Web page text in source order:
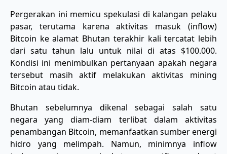
Pergerakan ini memicu spekulasi di kalangan pelaku
pasar, terutama karena aktivitas masuk (inflow)
Bitcoin ke alamat Bhutan terakhir kali tercatat lebih
dari satu tahun lalu untuk nilai di atas $100.000.
Kondisi ini menimbulkan pertanyaan apakah negara
tersebut masih aktif melakukan aktivitas mining
Bitcoin atau tidak.
Bhutan sebelumnya dikenal sebagai salah satu
negara yang diam-diam terlibat dalam aktivitas
penambangan Bitcoin, memanfaatkan sumber energi
hidro yang melimpah. Namun, minimnya inflow